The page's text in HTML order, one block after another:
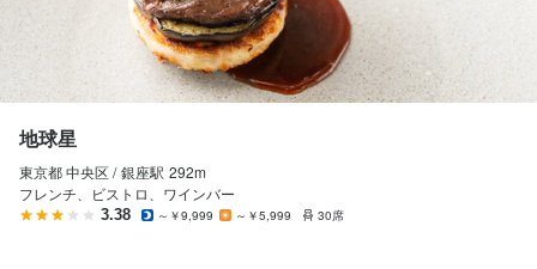
マイページ管理
気になる求人
検索履歴・保存した条件
地球星
東京都 中央区 / 銀座駅 292m
フレンチ、ビストロ、ワインバー
3.38 ～￥9,999 ～￥5,999 30席